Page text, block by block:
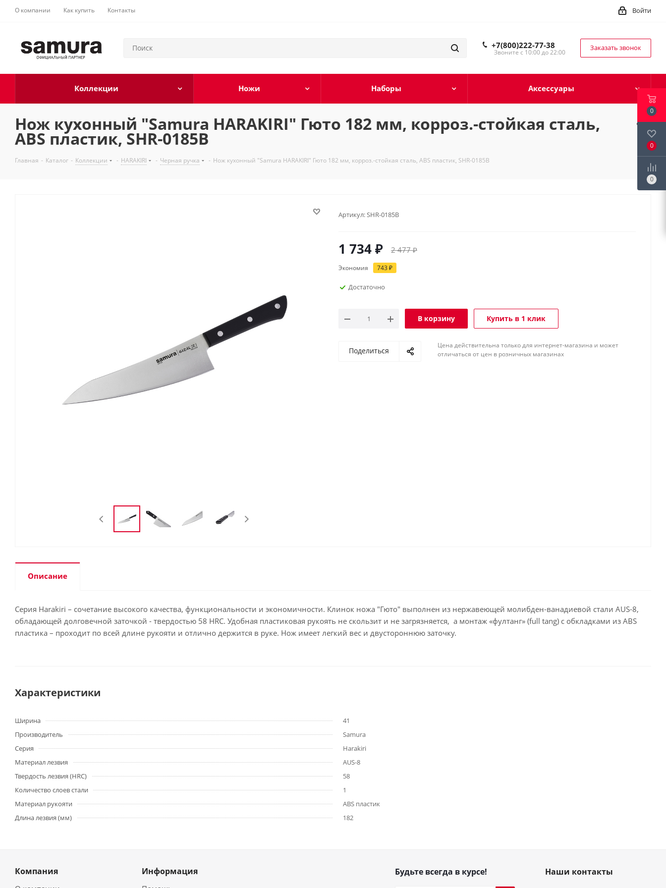
О компании Как купить Контакты Войти
+7(800)222-77-38
Звоните с 10:00 до 22:00
Заказать звонок
Коллекции Ножи Наборы Аксессуары
Нож кухонный "Samura HARAKIRI" Гюто 182 мм, корроз.-стойкая сталь,
ABS пластик, SHR-0185B
Главная - Каталог - Коллекции - HARAKIRI - Черная ручка - Нож кухонный "Samura HARAKIRI" Гюто 182 мм, корроз.-стойкая сталь, ABS пластик, SHR-0185B
Артикул:SHR-0185B
1 734₽ 2 477₽
Экономия 743₽
Достаточно
В корзину Купить в 1 клик
Поделиться
Цена действительна только для интернет-магазина и может
отличаться от цен в розничных магазинах
Описание
Серия Harakiri – сочетание высокого качества, функциональности и экономичности. Клинок ножа "Гюто" выполнен из нержавеющей молибден-ванадиевой стали AUS-8,
обладающей долговечной заточкой - твердостью 58 HRC. Удобная пластиковая рукоять не скользит и не загрязняется, а монтаж «фултанг» (full tang) с обкладками из ABS
пластика – проходит по всей длине рукояти и отлично держится в руке. Нож имеет легкий вес и двустороннюю заточку.
Характеристики
Ширина
41
Производитель
Samura
Серия
Harakiri
Материал лезвия
AUS-8
Твердость лезвия (HRC)
58
Количество слоев стали
1
Материал рукояти
ABS пластик
Длина лезвия (мм)
182
Компания Информация Будьте всегда в курсе! Наши контакты
0
0
0